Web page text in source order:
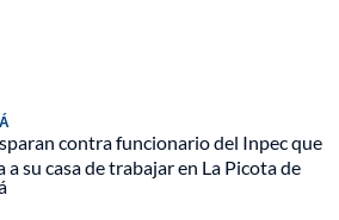
contra funcionario del Inpec que
a su casa de trabajar en La Picota de